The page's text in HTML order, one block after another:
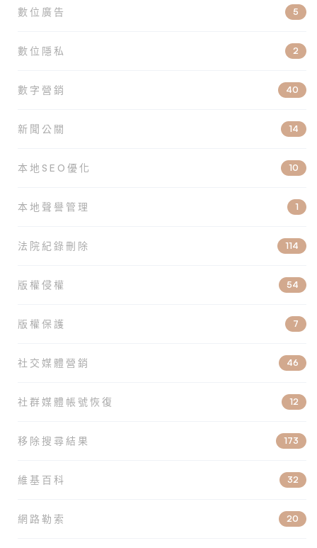
數位廣告 5
數位隱私 2
數字營銷 40
新聞公關 14
本地SEO優化 10
本地聲譽管理 1
法院紀錄刪除 114
版權侵權 54
版權保護 7
社交媒體營銷 46
社群媒體帳號恢復 12
移除搜尋結果 173
維基百科 32
網路勒索 20